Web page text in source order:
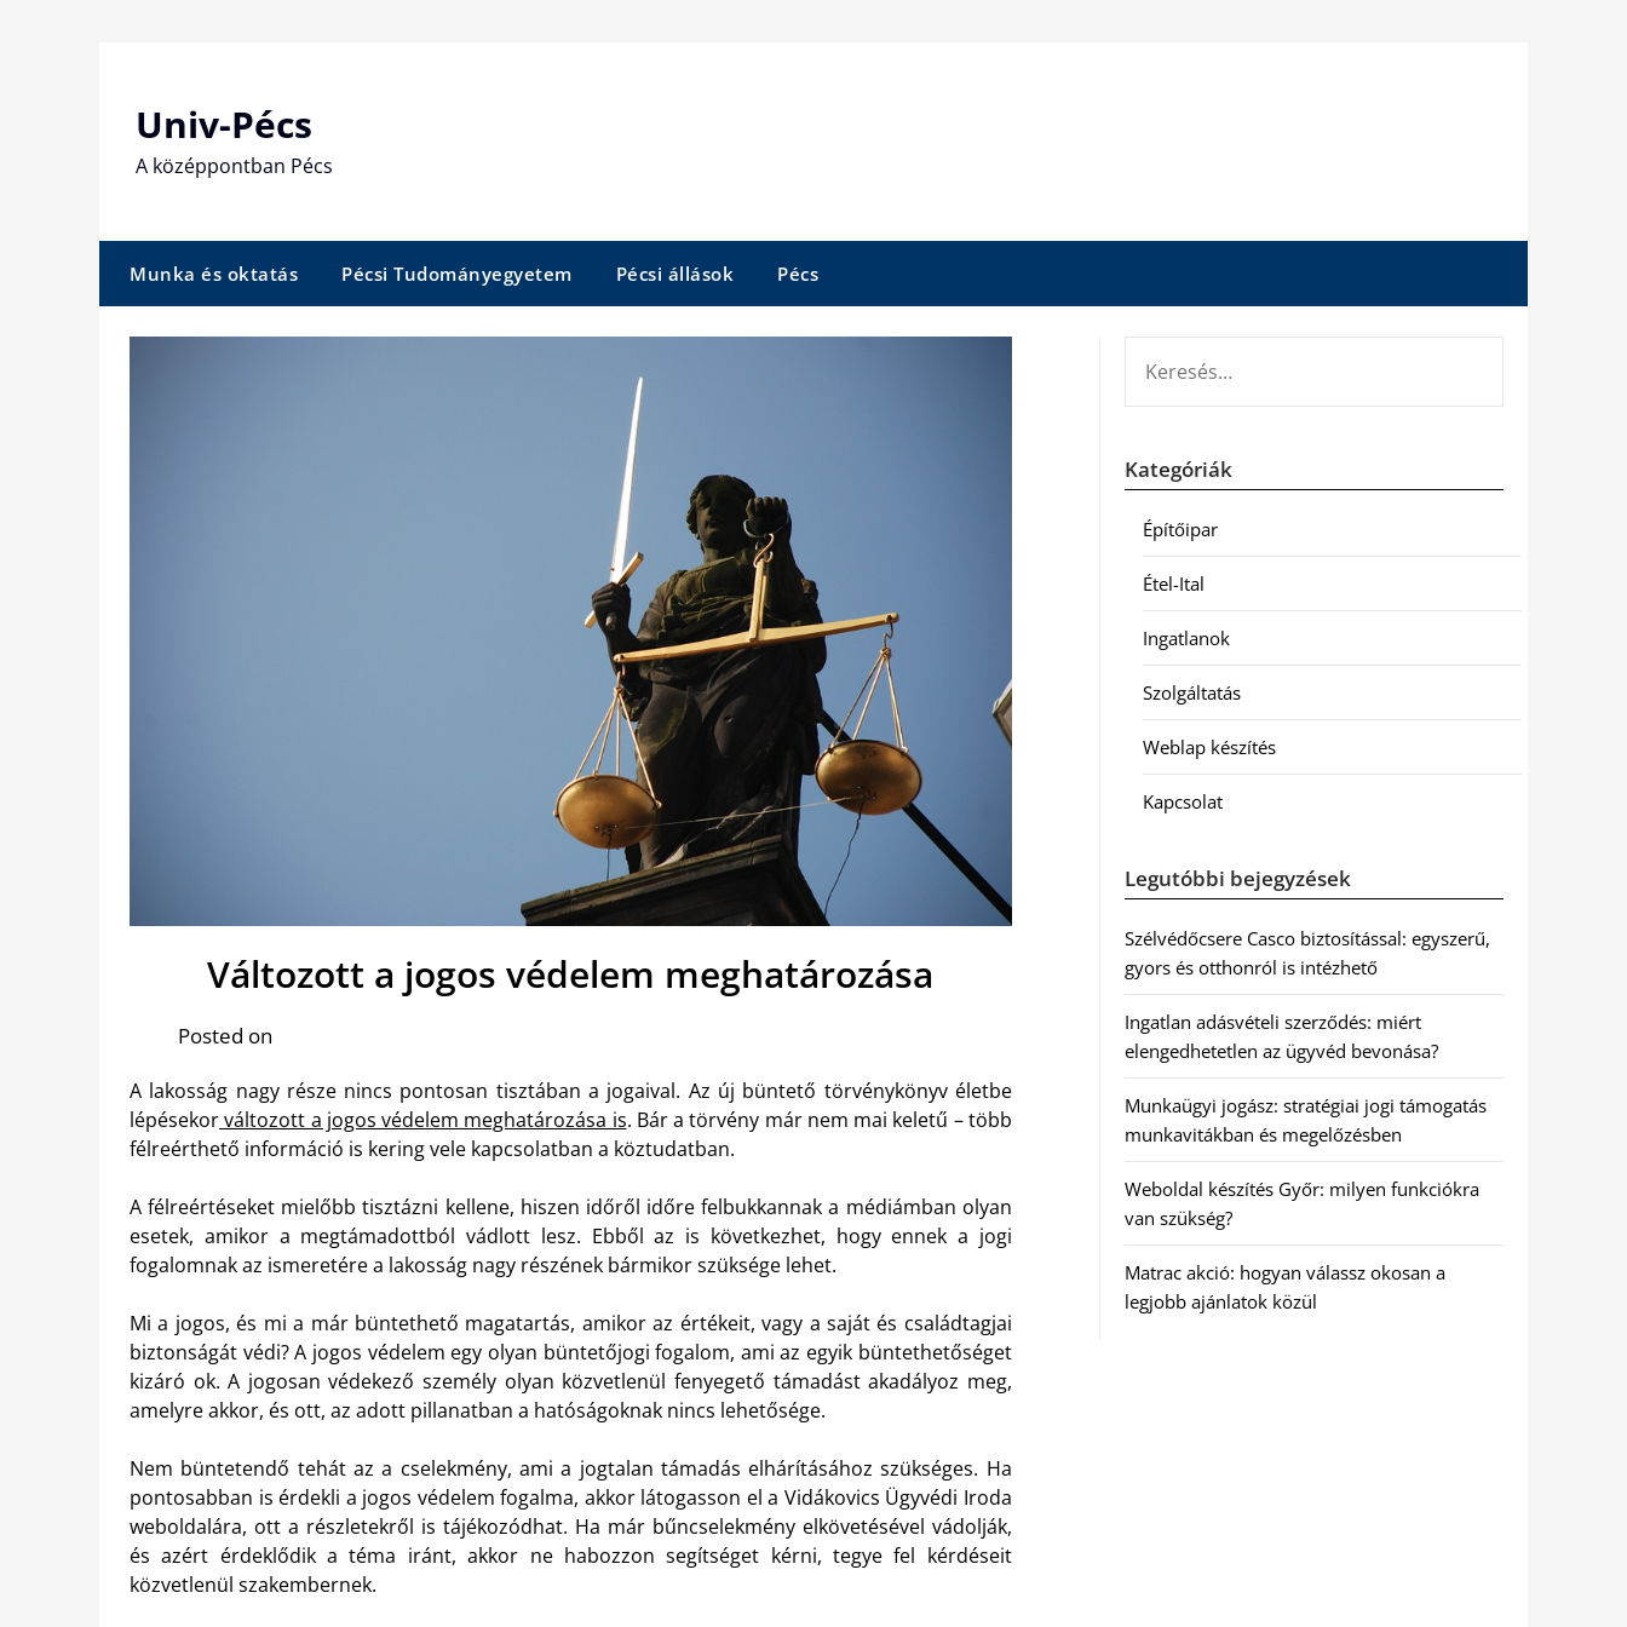
Univ-Pécs
A középpontban Pécs
Munka és oktatás Pécsi Tudományegyetem Pécsi állások Pécs
Változott a jogos védelem meghatározása
Posted on
A lakosság nagy része nincs pontosan tisztában a jogaival. Az új büntető törvénykönyv életbe
lépésekorváltozott a jogos védelem meghatározása is. Bár a törvény már nem mai keletű – több
félreérthető információ is kering vele kapcsolatban a köztudatban.
A félreértéseket mielőbb tisztázni kellene, hiszen időről időre felbukkannak a médiámban olyan
esetek, amikor a megtámadottból vádlott lesz. Ebből az is következhet, hogy ennek a jogi
fogalomnak az ismeretére a lakosság nagy részének bármikor szüksége lehet.
Mi a jogos, és mi a már büntethető magatartás, amikor az értékeit, vagy a saját és családtagjai
biztonságát védi? A jogos védelem egy olyan büntetőjogi fogalom, ami az egyik büntethetőséget
kizáró ok. A jogosan védekező személy olyan közvetlenül fenyegető támadást akadályoz meg,
amelyre akkor, és ott, az adott pillanatban a hatóságoknak nincs lehetősége.
Nem büntetendő tehát az a cselekmény, ami a jogtalan támadás elhárításához szükséges. Ha
pontosabban is érdekli a jogos védelem fogalma, akkor látogasson el a Vidákovics Ügyvédi Iroda
weboldalára, ott a részletekről is tájékozódhat. Ha már bűncselekmény elkövetésével vádolják,
és azért érdeklődik a téma iránt, akkor ne habozzon segítséget kérni, tegye fel kérdéseit
közvetlenül szakembernek.
Kategóriák
Építőipar
Étel-Ital
Ingatlanok
Szolgáltatás
Weblap készítés
Kapcsolat
Legutóbbi bejegyzések
Szélvédőcsere Casco biztosítással: egyszerű,
gyors és otthonról is intézhető
Ingatlan adásvételi szerződés: miért
elengedhetetlen az ügyvéd bevonása?
Munkaügyi jogász: stratégiai jogi támogatás
munkavitákban és megelőzésben
Weboldal készítés Győr: milyen funkciókra
van szükség?
Matrac akció: hogyan válassz okosan a
legjobb ajánlatok közül